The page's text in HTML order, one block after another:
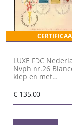
LUXE FDC
Nvph nr.26
klep en met
€ 135,00